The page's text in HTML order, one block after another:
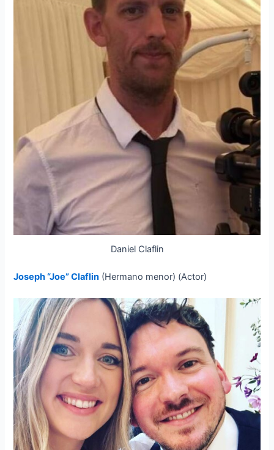
Daniel Claflin
Joseph “Joe” Claflin (Hermano menor) (Actor)